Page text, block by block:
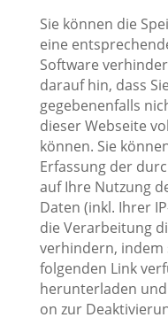
Sie können die
eine
Software
darauf hin, dass
gegebenenfalls
dieser Webseite
können. Sie
Erfassung der
auf Ihre Nutzung
Daten (inkl. Ihrer
die Verarbeitung
verhindern, indem
folgenden Link
herunterladen
on zur